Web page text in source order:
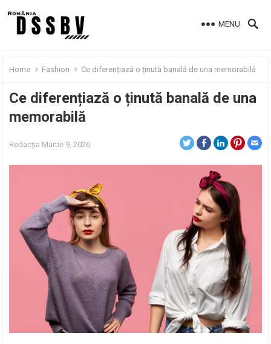
MENU
Home Fashion Ce diferențiază o ținută banală de una memorabilă
Ce diferențiază o ținută banală de una
memorabilă
Redacția Martie 9, 2026